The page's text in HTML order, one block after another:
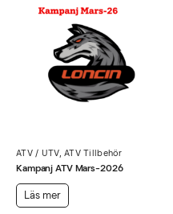
ATV / UTV,ATV Tillbehör
Kampanj ATV Mars-2026
Läs mer